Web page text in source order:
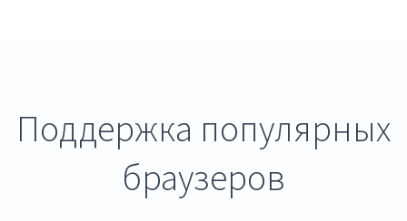
Поддержка популярных
браузеров